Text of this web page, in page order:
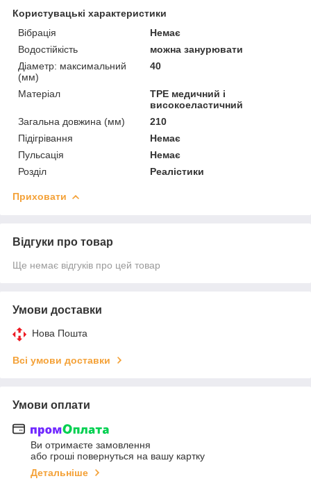
Користувацькі характеристики
Вібрація
Немає
Водостійкість
можна занурювати
Діаметр: максимальний
(мм)
40
Матеріал
TPE медичний і
високоеластичний
Загальна довжина (мм)
210
Підігрівання
Немає
Пульсація
Немає
Розділ
Реалістики
Приховати
Відгуки про товар
Ще немає відгуків про цей товар
Умови доставки
Нова Пошта
Всі умови доставки
Умови оплати
Ви отримаєте замовлення
або гроші повернуться на вашу картку
Детальніше